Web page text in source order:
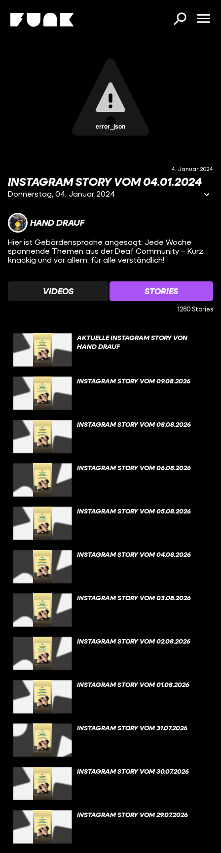
error_json
4. Januar 2024
INSTAGRAM STORY VOM 04.01.2024
Donnerstag, 04. Januar 2024
HAND DRAUF
Hier ist Gebärdensprache angesagt: Jede Woche
spannende Themen aus der Deaf Community – Kurz,
knackig und vor allem: für alle verständlich!
VIDEOS STORIES
1280 Stories
AKTUELLE INSTAGRAM STORY VON
HAND DRAUF
INSTAGRAM STORY VOM 09.08.2026
INSTAGRAM STORY VOM 08.08.2026
INSTAGRAM STORY VOM 06.08.2026
INSTAGRAM STORY VOM 05.08.2026
INSTAGRAM STORY VOM 04.08.2026
INSTAGRAM STORY VOM 03.08.2026
INSTAGRAM STORY VOM 02.08.2026
INSTAGRAM STORY VOM 01.08.2026
INSTAGRAM STORY VOM 31.07.2026
INSTAGRAM STORY VOM 30.07.2026
INSTAGRAM STORY VOM 29.07.2026